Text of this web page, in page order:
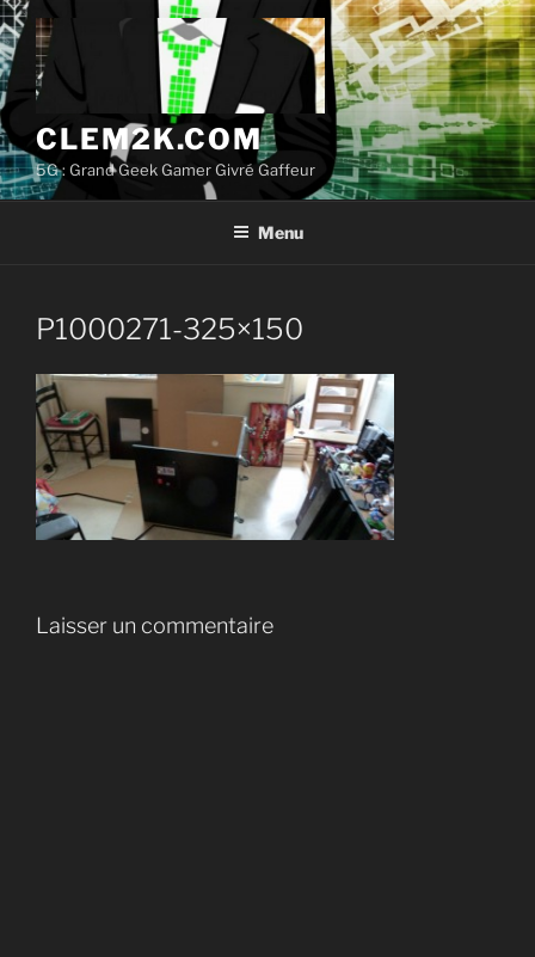
Aller
au
contenu
principal
CLEM2K.COM
5G : Grand Geek Gamer Givré Gaffeur
Menu
P1000271-325×150
Laisser un commentaire